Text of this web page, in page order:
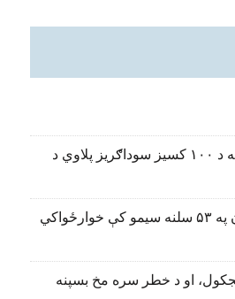
افغانستان ترکمنستان ته د ۱۰۰ کسیز سوداګریز پلاوي د
نوې ارزونه: د افغانستان په ۵۳ سلنه سیمو کې خوارځواکي
او د خطر سره مخ بسپنه